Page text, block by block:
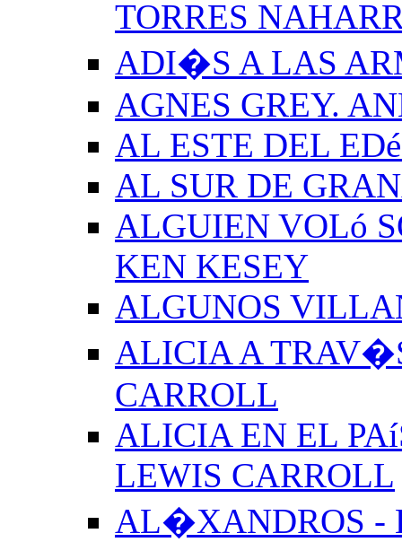
TORRES
ADI�S A LAS
AGNES GREY.
AL ESTE DEL
AL SUR DE
ALGUIEN VOLó
KEN KESEY
ALGUNOS
ALICIA A
CARROLL
ALICIA EN EL
LEWIS CARROLL
AL�XANDROS -